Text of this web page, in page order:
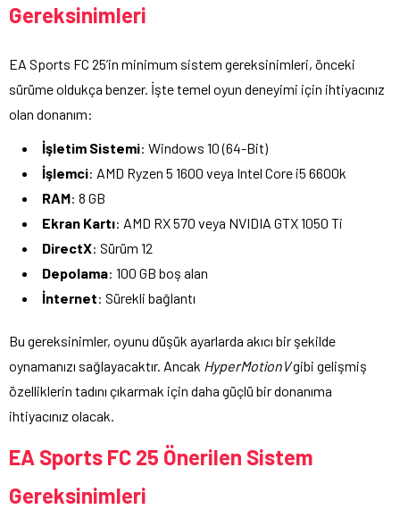
Gereksinimleri
EA Sports FC 25’in minimum sistem gereksinimleri, önceki
sürüme oldukça benzer. İşte temel oyun deneyimi için ihtiyacınız
olan donanım:
İşletim Sistemi: Windows 10 (64-Bit)
İşlemci: AMD Ryzen 5 1600 veya Intel Core i5 6600k
RAM: 8 GB
Ekran Kartı: AMD RX 570 veya NVIDIA GTX 1050 Ti
DirectX: Sürüm 12
Depolama: 100 GB boş alan
İnternet: Sürekli bağlantı
Bu gereksinimler, oyunu düşük ayarlarda akıcı bir şekilde
oynamanızı sağlayacaktır. Ancak HyperMotionVgibi gelişmiş
özelliklerin tadını çıkarmak için daha güçlü bir donanıma
ihtiyacınız olacak.
EA Sports FC 25 Önerilen Sistem
Gereksinimleri